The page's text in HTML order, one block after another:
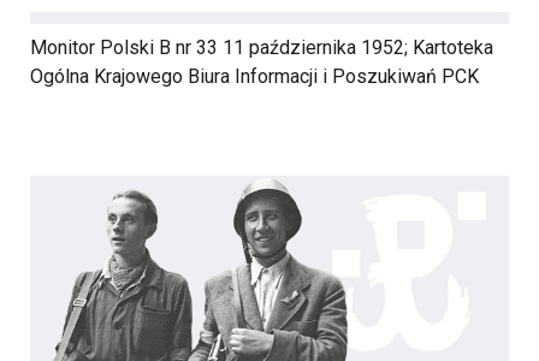
Monitor Polski B nr 33 11 października 1952; Kartoteka
Ogólna Krajowego Biura Informacji i Poszukiwań PCK